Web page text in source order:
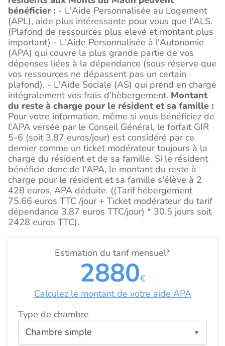
bénéficier : - L'Aide Personnalisée au Logement
(APL), aide plus intéressante pour vous que l'ALS.
(Plafond de ressources plus elevé et montant plus
important) - L'Aide Personnalisée à l'Autonomie
(APA) qui couvre la plus grande partie de vos
dépenses liées à la dépendance (sous réserve que
vos ressources ne dépassent pas un certain
plafond). - L'Aide Sociale (AS) qui prend en charge
intégralement vos frais d'hèbergement. Montant
du reste à charge pour le résident et sa famille :
Pour votre information, même si vous bénéficiez de
l'APA versée par le Conseil Général, le forfait GIR
5-6 (soit 3.87 euros/jour) est considéré par ce
dernier comme un ticket modérateur toujours à la
charge du résident et de sa famille. Si le résident
bénéficie donc de l'APA, le montant du reste à
charge pour le résident et sa famille s'élève à 2
428 euros, APA déduite. ((Tarif hébergement
75.66 euros TTC /jour + Ticket modérateur du tarif
dépendance 3.87 euros TTC/jour) * 30.5 jours soit
2428 euros TTC).
Estimation du tarif mensuel*
2880€
Calculez le montant de votre aide APA
Type de chambre